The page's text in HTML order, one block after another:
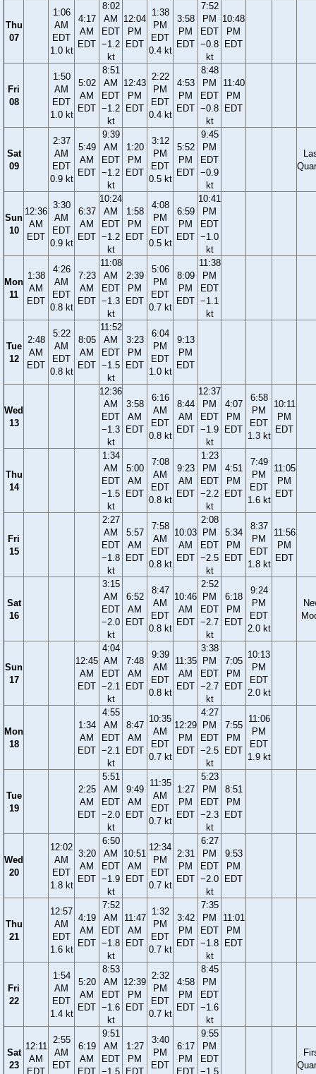
Thu
07
1:06
AM
EDT
1.0 kt
4:17
AM
EDT
8:02
AM
EDT
−1.2
kt
12:04
PM
EDT
1:38
PM
EDT
0.4 kt
3:58
PM
EDT
7:52
PM
EDT
−0.8
kt
10:48
PM
EDT
Fri
08
1:50
AM
EDT
1.0 kt
5:02
AM
EDT
8:51
AM
EDT
−1.2
kt
12:43
PM
EDT
2:22
PM
EDT
0.4 kt
4:53
PM
EDT
8:48
PM
EDT
−0.8
kt
11:40
PM
EDT
Sat
09
2:37
AM
EDT
0.9 kt
5:49
AM
EDT
9:39
AM
EDT
−1.2
kt
1:20
PM
EDT
3:12
PM
EDT
0.5 kt
5:52
PM
EDT
9:45
PM
EDT
−0.9
kt
Sun
10
12:36
AM
EDT
3:30
AM
EDT
0.9 kt
6:37
AM
EDT
10:24
AM
EDT
−1.2
kt
1:58
PM
EDT
4:08
PM
EDT
0.5 kt
6:59
PM
EDT
10:41
PM
EDT
−1.0
kt
Mon
11
1:38
AM
EDT
4:26
AM
EDT
0.8 kt
7:23
AM
EDT
11:08
AM
EDT
−1.3
kt
2:39
PM
EDT
5:06
PM
EDT
0.7 kt
8:09
PM
EDT
11:38
PM
EDT
−1.1
kt
Tue
12
2:48
AM
EDT
5:22
AM
EDT
0.8 kt
8:05
AM
EDT
11:52
AM
EDT
−1.5
kt
3:23
PM
EDT
6:04
PM
EDT
1.0 kt
9:13
PM
EDT
Wed
13
12:36
AM
EDT
−1.3
kt
3:58
AM
EDT
6:16
AM
EDT
0.8 kt
8:44
AM
EDT
12:37
PM
EDT
−1.9
kt
4:07
PM
EDT
6:58
PM
EDT
1.3 kt
10:11
PM
EDT
Thu
14
1:34
AM
EDT
−1.5
kt
5:00
AM
EDT
7:08
AM
EDT
0.8 kt
9:23
AM
EDT
1:23
PM
EDT
−2.2
kt
4:51
PM
EDT
7:49
PM
EDT
1.6 kt
11:05
PM
EDT
Fri
15
2:27
AM
EDT
−1.8
kt
5:57
AM
EDT
7:58
AM
EDT
0.8 kt
10:03
AM
EDT
2:08
PM
EDT
−2.5
kt
5:34
PM
EDT
8:37
PM
EDT
1.8 kt
11:56
PM
EDT
Sat
16
3:15
AM
EDT
−2.0
kt
6:52
AM
EDT
8:47
AM
EDT
0.8 kt
10:46
AM
EDT
2:52
PM
EDT
−2.7
kt
6:18
PM
EDT
9:24
PM
EDT
2.0 kt
Sun
17
12:45
AM
EDT
4:04
AM
EDT
−2.1
kt
7:48
AM
EDT
9:39
AM
EDT
0.8 kt
11:35
AM
EDT
3:38
PM
EDT
−2.7
kt
7:05
PM
EDT
10:13
PM
EDT
2.0 kt
Mon
18
1:34
AM
EDT
4:55
AM
EDT
−2.1
kt
8:47
AM
EDT
10:35
AM
EDT
0.7 kt
12:29
PM
EDT
4:27
PM
EDT
−2.5
kt
7:55
PM
EDT
11:06
PM
EDT
1.9 kt
Tue
19
2:25
AM
EDT
5:51
AM
EDT
−2.0
kt
9:49
AM
EDT
11:35
AM
EDT
0.7 kt
1:27
PM
EDT
5:23
PM
EDT
−2.3
kt
8:51
PM
EDT
Wed
20
12:02
AM
EDT
1.8 kt
3:20
AM
EDT
6:50
AM
EDT
−1.9
kt
10:51
AM
EDT
12:34
PM
EDT
0.7 kt
2:31
PM
EDT
6:27
PM
EDT
−2.0
kt
9:53
PM
EDT
Thu
21
12:57
AM
EDT
1.6 kt
4:19
AM
EDT
7:52
AM
EDT
−1.8
kt
11:47
AM
EDT
1:32
PM
EDT
0.7 kt
3:42
PM
EDT
7:35
PM
EDT
−1.8
kt
11:01
PM
EDT
Fri
22
1:54
AM
EDT
1.4 kt
5:20
AM
EDT
8:53
AM
EDT
−1.6
kt
12:39
PM
EDT
2:32
PM
EDT
0.7 kt
4:58
PM
EDT
8:45
PM
EDT
−1.6
kt
Sat
23
12:11
AM
EDT
2:55
AM
EDT
6:19
AM
EDT
9:51
AM
EDT
−1.5
1:27
PM
EDT
3:40
PM
EDT
6:17
PM
EDT
9:55
PM
EDT
−1.5